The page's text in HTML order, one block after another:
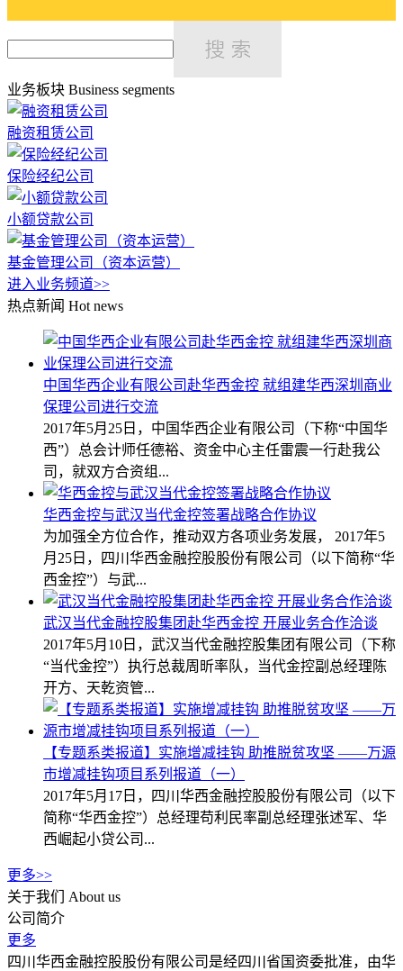
业务板块 Business segments
融资租赁公司
保险经纪公司
小额贷款公司
基金管理公司（资本运营）
进入业务频道>>
热点新闻 Hot news
中国华西企业有限公司赴华西金控 就组建华西深圳商业
保理公司进行交流
2017年5月25日，中国华西企业有限公司（下称“中国华
西”）总会计师任德裕、资金中心主任雷震一行赴我公
司，就双方合资组...
华西金控与武汉当代金控签署战略合作协议
为加强全方位合作，推动双方各项业务发展， 2017年5
月25日，四川华西金融控股股份有限公司（以下简称“华
西金控”）与武...
武汉当代金融控股集团赴华西金控 开展业务合作洽谈
2017年5月10日，武汉当代金融控股集团有限公司（下称
“当代金控”）执行总裁周昕率队，当代金控副总经理陈
开方、天乾资管...
【专题系类报道】实施增减挂钩 助推脱贫攻坚 ——万源
市增减挂钩项目系列报道（一）
2017年5月17日，四川华西金融控股股份有限公司（以下
简称“华西金控”）总经理苟利民率副总经理张述军、华
西崛起小贷公司...
更多>>
关于我们
About us
公司简介
更多
四川华西金融控股股份有限公司是经四川省国资委批准，由华